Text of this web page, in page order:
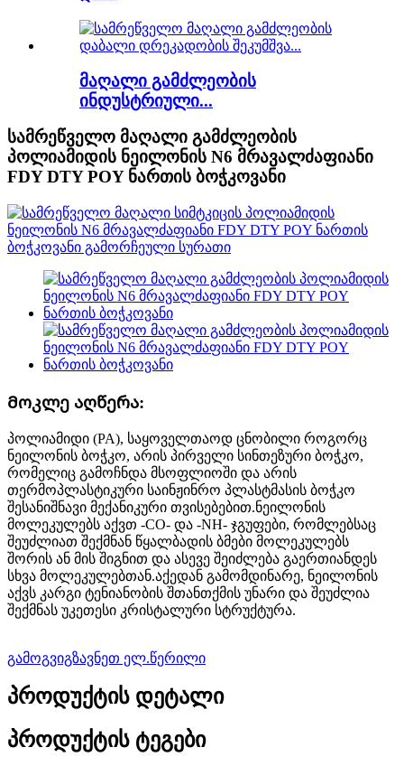
მაღალი გამძლეობის
ინდუსტრიული...
სამრეწველო მაღალი გამძლეობის
პოლიამიდის ნეილონის N6 მრავალძაფიანი
FDY DTY POY ნართის ბოჭკოვანი
Მოკლე აღწერა:
პოლიამიდი (PA), საყოველთაოდ ცნობილი როგორც
ნეილონის ბოჭკო, არის პირველი სინთეზური ბოჭკო,
რომელიც გამოჩნდა მსოფლიოში და არის
თერმოპლასტიკური საინჟინრო პლასტმასის ბოჭკო
შესანიშნავი მექანიკური თვისებებით.ნეილონის
მოლეკულებს აქვთ -CO- და -NH- ჯგუფები, რომლებსაც
შეუძლიათ შექმნან წყალბადის ბმები მოლეკულებს
შორის ან მის შიგნით და ასევე შეიძლება გაერთიანდეს
სხვა მოლეკულებთან.აქედან გამომდინარე, ნეილონის
აქვს კარგი ტენიანობის შთანთქმის უნარი და შეუძლია
შექმნას უკეთესი კრისტალური სტრუქტურა.
გამოგვიგზავნეთ ელ.წერილი
პროდუქტის დეტალი
პროდუქტის ტეგები